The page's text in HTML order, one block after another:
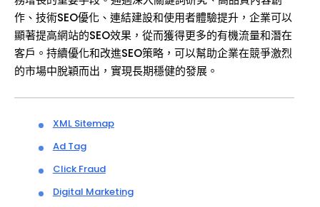
作、技術SEO優化、連結建設和使用者體驗提升，企業可以
顯著提高網站的SEO效果，從而獲得更多的有機流量和潛在
客戶。持續優化和改進SEO策略，可以幫助企業在競爭激烈
的市場中脫穎而出，實現長期穩健的發展。
XML Sitemap
Ad Tag
Click Fraud
Digital Marketing